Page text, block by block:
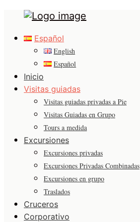
in
Malaga
PrimaryEspañol
English
Español
Inicio
Visitas guiadas
Visitas guiadas privadas a Pie
Visitas Guiadas en Grupo
Tours a medida
Excursiones
Excursiones privadas
Excursiones Privadas Combinadas
Excursiones en grupo
Traslados
Cruceros
Corporativo